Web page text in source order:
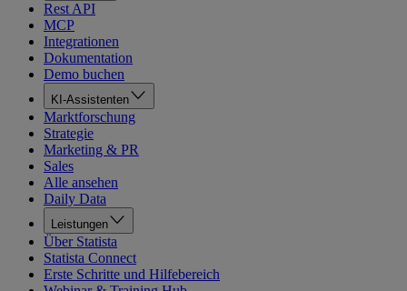
Rest API
MCP
Integrationen
Dokumentation
Demo buchen
KI-Assistenten
Marktforschung
Strategie
Marketing & PR
Sales
Alle ansehen
Daily Data
Leistungen
Über Statista
Statista Connect
Erste Schritte und Hilfebereich